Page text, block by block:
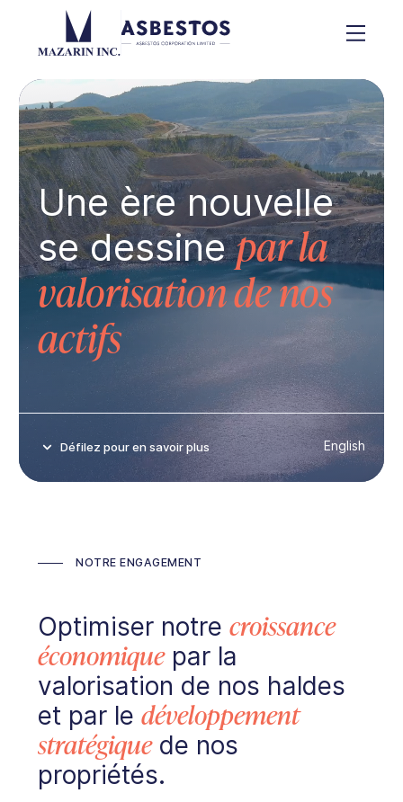
Une ère nouvelle
se dessinepar la
valorisation de nos
actifs
Défilez pour en savoir plus English
NOTRE ENGAGEMENT
Optimiser notre croissance
économiquepar la
valorisation de nos haldes
et par le développement
stratégiquede nos
propriétés.